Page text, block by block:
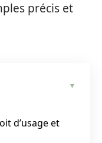
précis et
d’usage et